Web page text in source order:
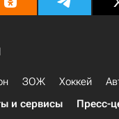
ЗОЖ Хоккей
и сервисы Пресс-